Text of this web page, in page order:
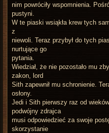
nim powróciły wspomnienia.
pustyni.
W te piaski wsiąkła krew tych
z
niewoli. Teraz przybył do tych
nurtujące go
pytania.
Wiedział, że nie pozostało mu
zakon, lord
Sith zapewnił mu schronienie.
osłony.
Jedi i Sith pierwszy raz od
podwójny zdrajca
musi odpowiedzieć za swoje
skorzystanie